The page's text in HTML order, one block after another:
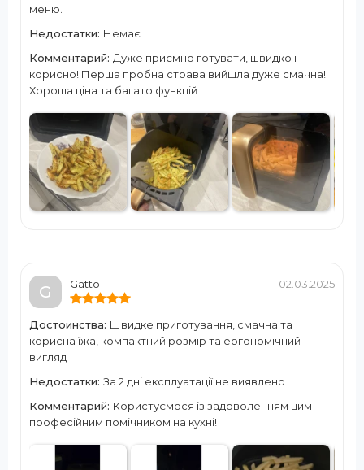
меню.
Недостатки: Немає
Комментарий: Дуже приємно готувати, швидко і
корисно! Перша пробна страва вийшла дуже смачна!
Хороша ціна та багато функцій
G Gatto 02.03.2025
Достоинства: Швидке приготування, смачна та
корисна їжа, компактний розмір та ергономічний
вигляд
Недостатки: За 2 дні експлуатації не виявлено
Комментарий: Користуємося із задоволенням цим
професійним помічником на кухні!